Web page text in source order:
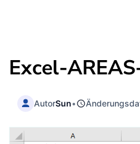
Excel-AREAS
AutorSun•